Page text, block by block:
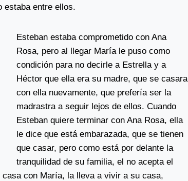
estaba entre ellos.
Esteban estaba comprometido con Ana
Rosa, pero al llegar María le puso como
condición para no decirle a Estrella y a
Héctor que ella era su madre, que se casara
con ella nuevamente, que prefería ser la
madrastra a seguir lejos de ellos. Cuando
Esteban quiere terminar con Ana Rosa, ella
le dice que está embarazada, que se tienen
que casar, pero como está por delante la
tranquilidad de su familia, el no acepta el
con María, la lleva a vivir a su casa,